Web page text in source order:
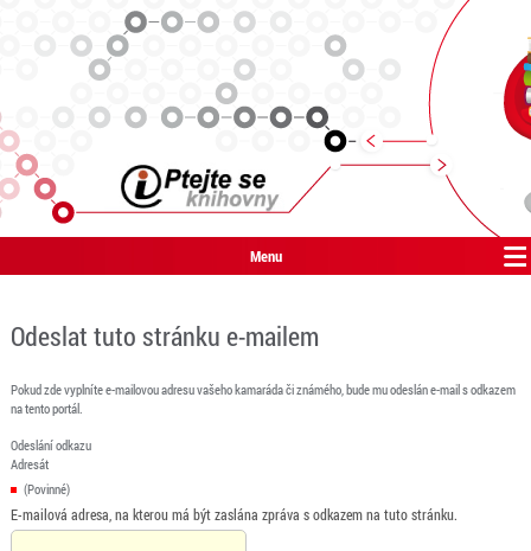
Menu
Odeslat tuto stránku e-mailem
Pokud zde vyplníte e-mailovou adresu vašeho kamaráda či známého, bude mu odeslán e-mail s odkazem
na tento portál.
Odeslání odkazu
Adresát
(Povinné)
E-mailová adresa, na kterou má být zaslána zpráva s odkazem na tuto stránku.